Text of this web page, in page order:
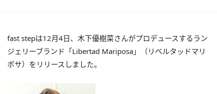
fast stepは12月4日、木下優樹菜さんがプロデュースするラン
ジェリーブランド「Libertad Mariposa」（リベルタッドマリ
ポサ）をリリースしました。